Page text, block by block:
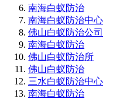
南海白蚁防治
南海白蚁防治中心
佛山白蚁防治公司
南海白蚁防治
佛山白蚁防治所
佛山白蚁防治
三水白蚁防治中心
南海白蚁防治